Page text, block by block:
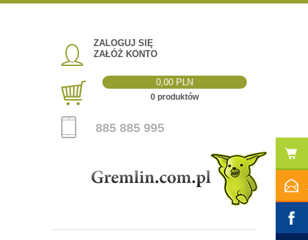
ZALOGUJ SIĘ
ZAŁÓŻ KONTO
0,00 PLN
0 produktów
885 885 995